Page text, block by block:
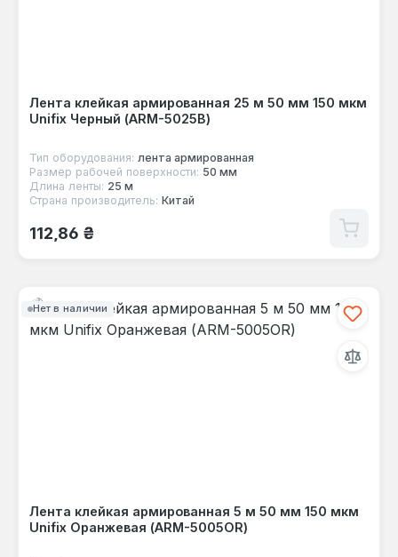
Лента клейкая армированная 25 м 50 мм 150 мкм
Unifix Черный (ARM-5025B)
Тип оборудования: лента армированная
Размер рабочей поверхности: 50 мм
Длина ленты: 25 м
Страна производитель: Китай
Обычная цена:
112,86 ₴
Нет в наличии
Лента клейкая армированная 5 м 50 мм 150 мкм
Unifix Оранжевая (ARM-5005OR)